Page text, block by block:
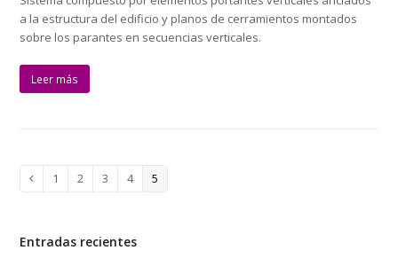
a la estructura del edificio y planos de cerramientos montados
sobre los parantes en secuencias verticales.
Leer más
AnteriorPage
1 Page
2 Page
3 Page
4 Page
5
Entradas recientes